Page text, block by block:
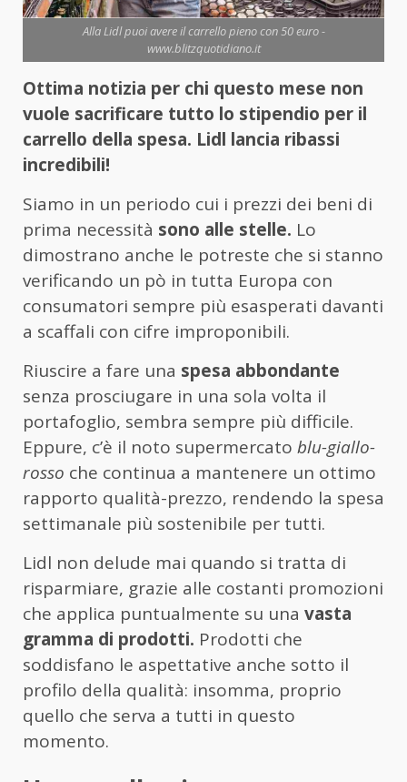
Alla Lidl puoi avere il carrello pieno con 50 euro -
www.blitzquotidiano.it
Ottima notizia per chi questo mese non
vuole sacrificare tutto lo stipendio per il
carrello della spesa. Lidl lancia ribassi
incredibili!
Siamo in un periodo cui i prezzi dei beni di
prima necessità sono alle stelle. Lo
dimostrano anche le potreste che si stanno
verificando un pò in tutta Europa con
consumatori sempre più esasperati davanti
a scaffali con cifre improponibili.
Riuscire a fare una spesa abbondante
senza prosciugare in una sola volta il
portafoglio, sembra sempre più difficile.
Eppure, c’è il noto supermercato blu-giallo-
rosso che continua a mantenere un ottimo
rapporto qualità-prezzo, rendendo la spesa
settimanale più sostenibile per tutti.
Lidl non delude mai quando si tratta di
risparmiare, grazie alle costanti promozioni
che applica puntualmente su una vasta
gramma di prodotti. Prodotti che
soddisfano le aspettative anche sotto il
profilo della qualità: insomma, proprio
quello che serva a tutti in questo
momento.